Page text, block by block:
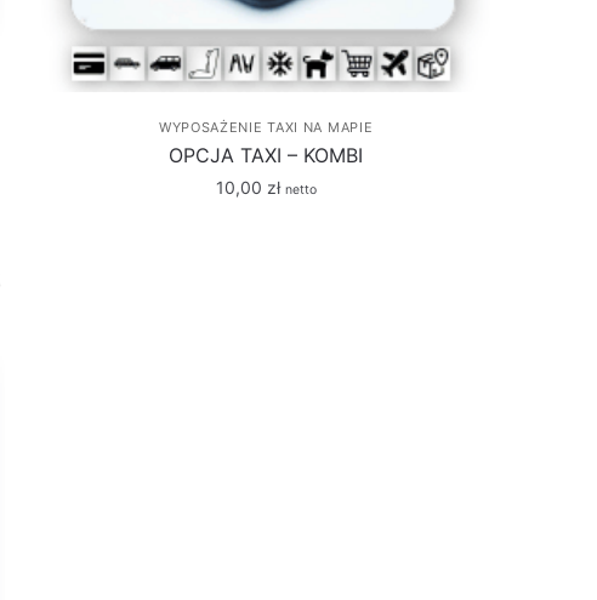
WYPOSAŻENIE TAXI NA MAPIE
OPCJA TAXI – KOMBI
10,00 zł netto